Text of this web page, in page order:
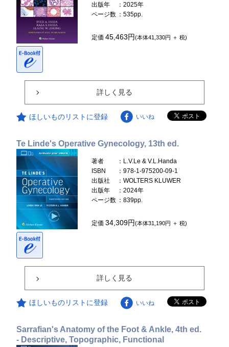
出版年
：2025年
ページ数 ：535pp.
定価45,463円(本体41,330円 ＋ 税)
詳しく見る
ほしいものリストに登録 いいね
Te Linde's Operative Gynecology, 13th ed.
著者
：L.V.Le & V.L.Handa
ISBN
：978-1-975200-09-1
出版社
：WOLTERS KLUWER
出版年
：2024年
ページ数 ：839pp.
定価34,309円(本体31,190円 ＋ 税)
詳しく見る
ほしいものリストに登録 いいね
Sarrafian's Anatomy of the Foot & Ankle, 4th ed.
- Descriptive, Topographic, Functional